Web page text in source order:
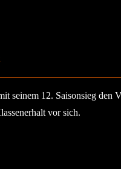
seinem 12. Saisonsieg den
vor sich.